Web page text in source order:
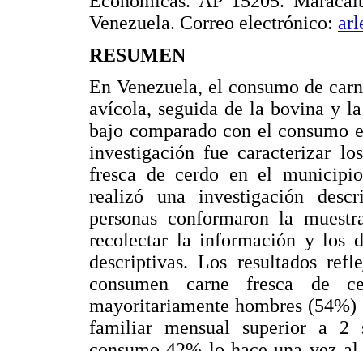
Venezuela. Correo electrónico:
RESUMEN
En Venezuela, el consumo de
avícola, seguida de la bovina y
bajo comparado con el consumo
investigación fue caracterizar
fresca de cerdo en el
realizó una investigación
personas conformaron la
recolectar la información y los
descriptivas. Los resultados
consumen carne fresca de
mayoritariamente hombres
familiar mensual superior a 2